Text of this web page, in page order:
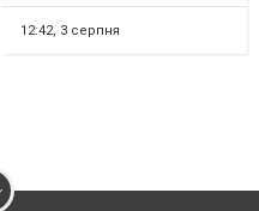
навчальними закладами та
орга...
12:42, 3 серпня